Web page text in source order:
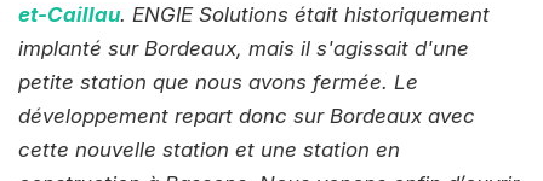
et-Caillau. ENGIE Solutions était historiquement
implanté sur Bordeaux, mais il s'agissait d'une
petite station que nous avons fermée. Le
développement repart donc sur Bordeaux avec
cette nouvelle station et une station en